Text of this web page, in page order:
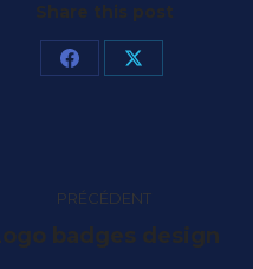
Share this post
PartagerPartager
PRÉCÉDENT
Onglet
badges design